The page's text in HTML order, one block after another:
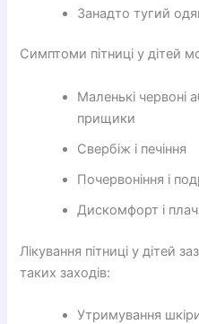
Занадто тугий
Симптоми пітниці у дітей
Маленькі червоні
прищики
Свербіж і печіння
Почервоніння і
Дискомфорт і плач
Лікування пітниці у дітей
таких заходів:
Утримування